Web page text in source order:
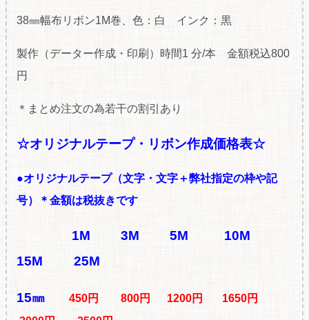
38㎜幅布リボン1M巻、色：白 インク：黒
製作（データー作成・印刷）時間1 分/本 金額税込800
円
＊まとめ注文の為若干の割引あり
☆オリジナルテープ・リボン作成価格表☆
●オリジナルテープ（文字・文字＋弊社指定の枠や記
号）
＊金額は税抜きです
1M 3M 5M
10M
15M
25M
15㎜
450円 800円 1200円 1650円